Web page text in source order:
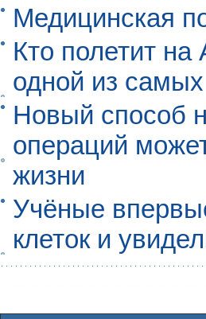
Медицинская
Кто полетит на
одной из
Новый способ
операций
жизни
Учёные
клеток и